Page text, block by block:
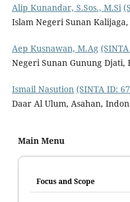
Alip Kunandar, S.Sos., M.Si
Islam Negeri Sunan
Aep Kusnawan, M.Ag
Negeri Sunan Gunung Djati,
Ismail Nasution (SINTA ID:
Daar Al Ulum, Asahan,
Main Menu
Focus and Scope